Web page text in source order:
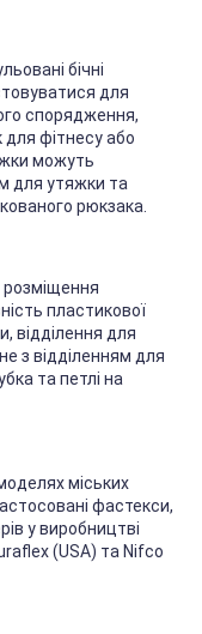
бічні
для
спорядження,
фітнесу або
можуть
для утяжки та
рюкзака.
розміщення
пластикової
відділення для
з відділенням для
та петлі на
міських
фастекси,
у виробництві
(USA) та Nifco